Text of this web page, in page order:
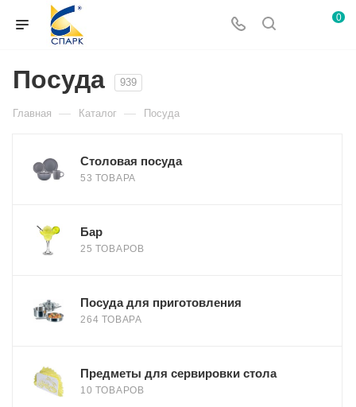
0
Посуда 939
Главная — Каталог — Посуда
Столовая посуда
53 ТОВАРА
Бар
25 ТОВАРОВ
Посуда для приготовления
264 ТОВАРА
Предметы для сервировки стола
10 ТОВАРОВ